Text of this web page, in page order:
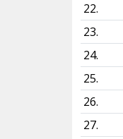
22.
23.
24.
25.
26.
27.